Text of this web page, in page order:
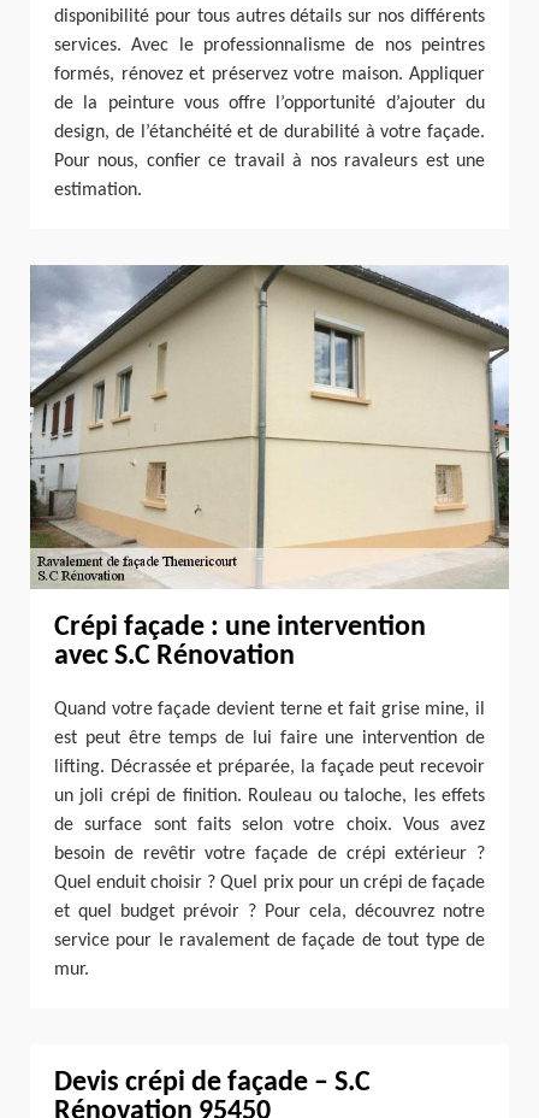
disponibilité pour tous autres détails sur nos différents
services. Avec le professionnalisme de nos peintres
formés, rénovez et préservez votre maison. Appliquer
de la peinture vous offre l’opportunité d’ajouter du
design, de l’étanchéité et de durabilité à votre façade.
Pour nous, confier ce travail à nos ravaleurs est une
estimation.
Crépi façade : une intervention
avec S.C Rénovation
Quand votre façade devient terne et fait grise mine, il
est peut être temps de lui faire une intervention de
lifting. Décrassée et préparée, la façade peut recevoir
un joli crépi de finition. Rouleau ou taloche, les effets
de surface sont faits selon votre choix. Vous avez
besoin de revêtir votre façade de crépi extérieur ?
Quel enduit choisir ? Quel prix pour un crépi de façade
et quel budget prévoir ? Pour cela, découvrez notre
service pour le ravalement de façade de tout type de
mur.
Devis crépi de façade – S.C
Rénovation 95450